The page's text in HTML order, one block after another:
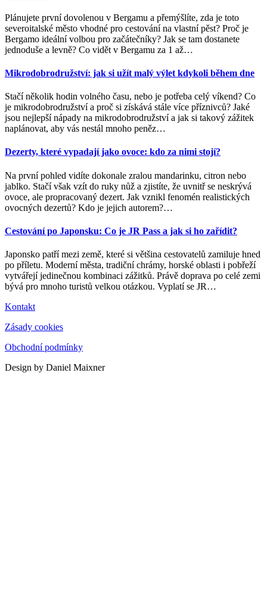
Plánujete první dovolenou v Bergamu a přemýšlíte, zda je toto
severoitalské město vhodné pro cestování na vlastní pěst? Proč je
Bergamo ideální volbou pro začátečníky? Jak se tam dostanete
jednoduše a levně? Co vidět v Bergamu za 1 až…
Mikrodobrodružství: jak si užít malý výlet kdykoli během dne
Stačí několik hodin volného času, nebo je potřeba celý víkend? Co
je mikrodobrodružství a proč si získává stále více příznivců? Jaké
jsou nejlepší nápady na mikrodobrodružství a jak si takový zážitek
naplánovat, aby vás nestál mnoho peněz…
Dezerty, které vypadají jako ovoce: kdo za nimi stojí?
Na první pohled vidíte dokonale zralou mandarinku, citron nebo
jablko. Stačí však vzít do ruky nůž a zjistíte, že uvnitř se neskrývá
ovoce, ale propracovaný dezert. Jak vznikl fenomén realistických
ovocných dezertů? Kdo je jejich autorem?…
Cestování po Japonsku: Co je JR Pass a jak si ho zařídit?
Japonsko patří mezi země, které si většina cestovatelů zamiluje hned
po příletu. Moderní města, tradiční chrámy, horské oblasti i pobřeží
vytvářejí jedinečnou kombinaci zážitků. Právě doprava po celé zemi
bývá pro mnoho turistů velkou otázkou. Vyplatí se JR…
Kontakt
Zásady cookies
Obchodní podmínky
Design by Daniel Maixner